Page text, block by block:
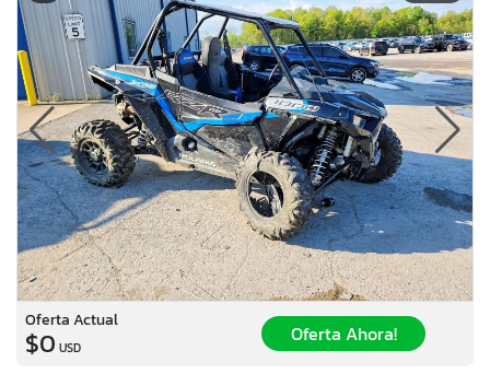
Oferta Actual
$0 USD
Oferta Ahora!